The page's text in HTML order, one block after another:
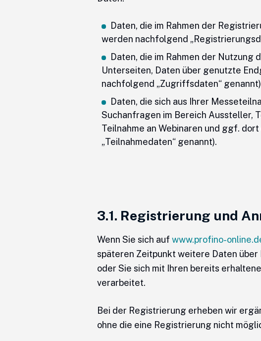
Daten, die im Rahmen der
werden nachfolgend
Daten, die im Rahmen der Nutzung
Unterseiten, Daten über genutzte
nachfolgend „Zugriffsdaten“
Daten, die sich aus Ihrer
Suchanfragen im Bereich Aussteller,
Teilnahme an Webinaren und ggf.
„Teilnahmedaten“ genannt).
3.1. Registrierung und
Wenn Sie sich auf www.profino-
späteren Zeitpunkt weitere Daten
oder Sie sich mit Ihren bereits
verarbeitet.
Bei der Registrierung erheben wir
ohne die eine Registrierung nicht